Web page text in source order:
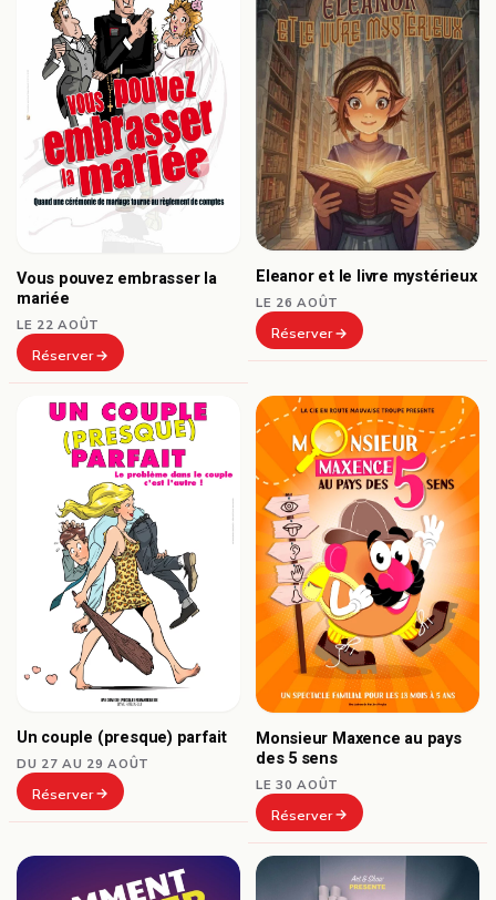
Vous pouvez embrasser la
mariée
LE 22 AOÛT
Réserver
Eleanor et le livre mystérieux
LE 26 AOÛT
Réserver
Un couple (presque) parfait
DU 27 AU 29 AOÛT
Réserver
Monsieur Maxence au pays
des 5 sens
LE 30 AOÛT
Réserver